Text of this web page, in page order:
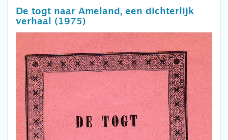
De togt naar Ameland, een dichterlijk
verhaal (1975)